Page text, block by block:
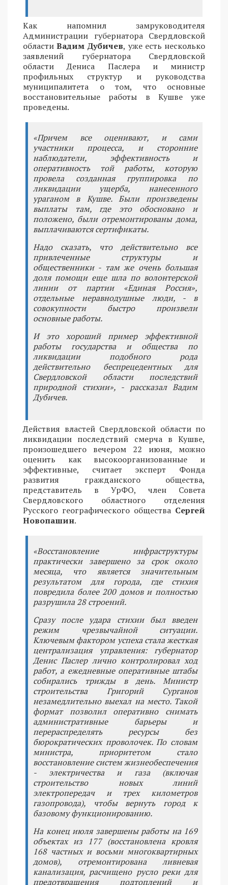
Как напомнил замруководителя
Администрации губернатора Свердловской
областиВадим Дубичев, уже есть несколько
заявлений губернатора Свердловской
области Дениса Паслера и министр
профильных структур и руководства
муниципалитета о том, что основные
восстановительные работы в Кушве уже
проведены.
«Причем все оценивают, и сами
участники процесса, и сторонние
наблюдатели, эффективность и
оперативность той работы, которую
провела созданная группировка по
ликвидации ущерба, нанесенного
ураганом в Кушве. Были произведены
выплаты там, где это обосновано и
положено, были отремонтированы дома,
выплачиваются сертификаты.
Надо сказать, что действительно все
привлеченные структуры и
общественники - там же очень большая
доля помощи еще шла по волонтерской
линии от партии «Единая Россия»,
отдельные неравнодушные люди, - в
совокупности быстро произвели
основные работы.
И это хороший пример эффективной
работы государства и общества по
ликвидации подобного рода
действительно беспрецедентных для
Свердловской области последствий
природной стихии», - рассказал Вадим
Дубичев.
Действия властей Свердловской области по
ликвидации последствий смерча в Кушве,
произошедшего вечером 22 июня, можно
оценить как высокоорганизованные и
эффективные, считает эксперт Фонда
развития гражданского общества,
представитель в УрФО, член Совета
Свердловского областного отделения
Русского географического общества Сергей
Новопашин.
«Восстановление инфраструктуры
практически завершено за срок около
месяца, что является значительным
результатом для города, где стихия
повредила более 200 домов и полностью
разрушила 28 строений.
Сразу после удара стихии был введен
режим чрезвычайной ситуации.
Ключевым фактором успеха стала жесткая
централизация управления: губернатор
Денис Паслер лично контролировал ход
работ, а ежедневные оперативные штабы
собирались трижды в день. Министр
строительства Григорий Сурганов
незамедлительно выехал на место. Такой
формат позволил оперативно снимать
административные барьеры и
перераспределять ресурсы без
бюрократических проволочек. По словам
министра, приоритетом стало
восстановление систем жизнеобеспечения
- электричества и газа (включая
строительство новых линий
электропередач и трех километров
газопровода), чтобы вернуть город к
базовому функционированию.
На конец июля завершены работы на 169
объектах из 177 (восстановлена кровля
168 частных и восьми многоквартирных
домов), отремонтирована ливневая
канализация, расчищено русло реки для
предотвращения подтоплений и